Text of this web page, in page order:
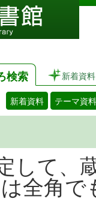
検索 新着資料
新着資料 テーマ資料
して、
全角